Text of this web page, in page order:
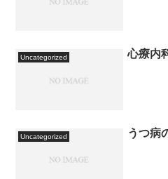
Uncategorized 心療内
Uncategorized うつ病